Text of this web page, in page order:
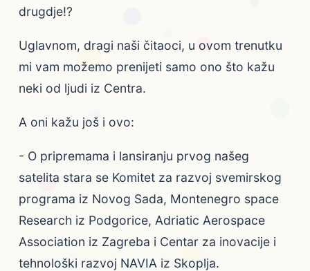
drugdje!?
Uglavnom, dragi naši čitaoci, u ovom trenutku
mi vam možemo prenijeti samo ono što kažu
neki od ljudi iz Centra.
A oni kažu još i ovo:
- O pripremama i lansiranju prvog našeg
satelita stara se Komitet za razvoj svemirskog
programa iz Novog Sada, Montenegro space
Research iz Podgorice, Adriatic Aerospace
Association iz Zagreba i Centar za inovacije i
tehnološki razvoj NAVIA iz Skoplja.